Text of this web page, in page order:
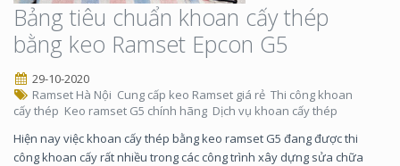
Bảng tiêu chuẩn khoan cấy thép
bằng keo Ramset Epcon G5
29-10-2020
Ramset Hà Nội Cung cấp keo Ramset giá rẻ Thi công khoan
cấy thép Keo ramset G5 chính hãng Dịch vụ khoan cấy thép
Hiện nay việc khoan cấy thép bằng keo ramset G5 đang được thi
công khoan cấy rất nhiều trong các công trình xây dựng sửa chữa